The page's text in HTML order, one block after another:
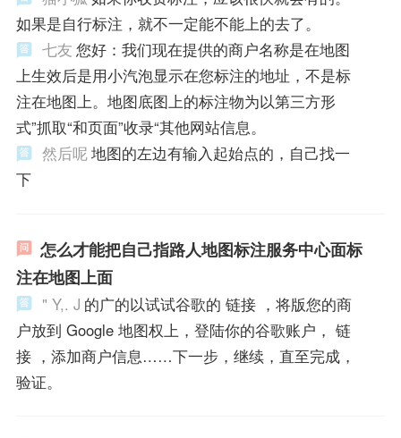
如果是自行标注，就不一定能不能上的去了。
七友 您好：我们现在提供的商户名称是在地图
上生效后是用小汽泡显示在您标注的地址，不是标
注在地图上。地图底图上的标注物为以第三方形
式”抓取“和页面”收录“其他网站信息。
然后呢地图的左边有输入起始点的，自己找一
下
怎么才能把自己指路人地图标注服务中心面标
注在地图上面
" Y,. J 的广的以试试谷歌的 链接 ，将版您的商
户放到 Google 地图权上，登陆你的谷歌账户， 链
接 ，添加商户信息……下一步，继续，直至完成，
验证。